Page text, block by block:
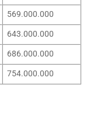
569.000.000
643.000.000
686.000.000
754.000.000